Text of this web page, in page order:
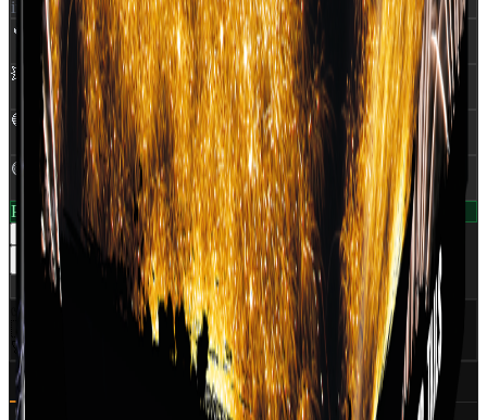
inkl. moms
🔥
NEM : 0,352 Kg
💥 Skud 42
🔵 Rør Ø 25 mm
🟡 Klasse 1,4G
På lager — klar til levering
1
+
Læg i kurv
Del
✅ CE Godkendt EU-certificeret
🇩🇰
Dansk distributør
World Of Fireworks
🚀
Professionelt udvalg
Specifikationer (6) Ansvarlig part